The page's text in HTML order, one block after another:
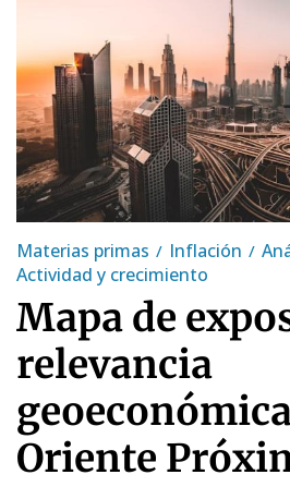
Materias primas Inflación
Actividad y crecimiento
Mapa de
relevancia
Oriente